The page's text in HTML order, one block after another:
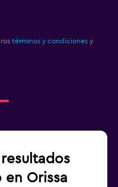
términos y condiciones y
Orissa